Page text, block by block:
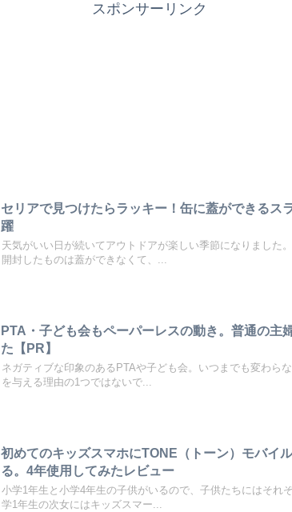
スポンサーリンク
セリアで見つけたらラッキー！缶に蓋ができるス
躍
天気がいい日が続いてアウトドアが楽しい季節になりました
開封したものは蓋ができなくて、...
PTA・子ども会もペーパーレスの動き。普通の主
た【PR】
ネガティブな印象のあるPTAや子ども会。いつまでも変わら
を与える理由の1つではないで...
初めてのキッズスマホにTONE（トーン）モバイ
る。4年使用してみたレビュー
小学1年生と小学4年生の子供がいるので、子供たちにはそれ
学1年生の次女にはキッズスマー...